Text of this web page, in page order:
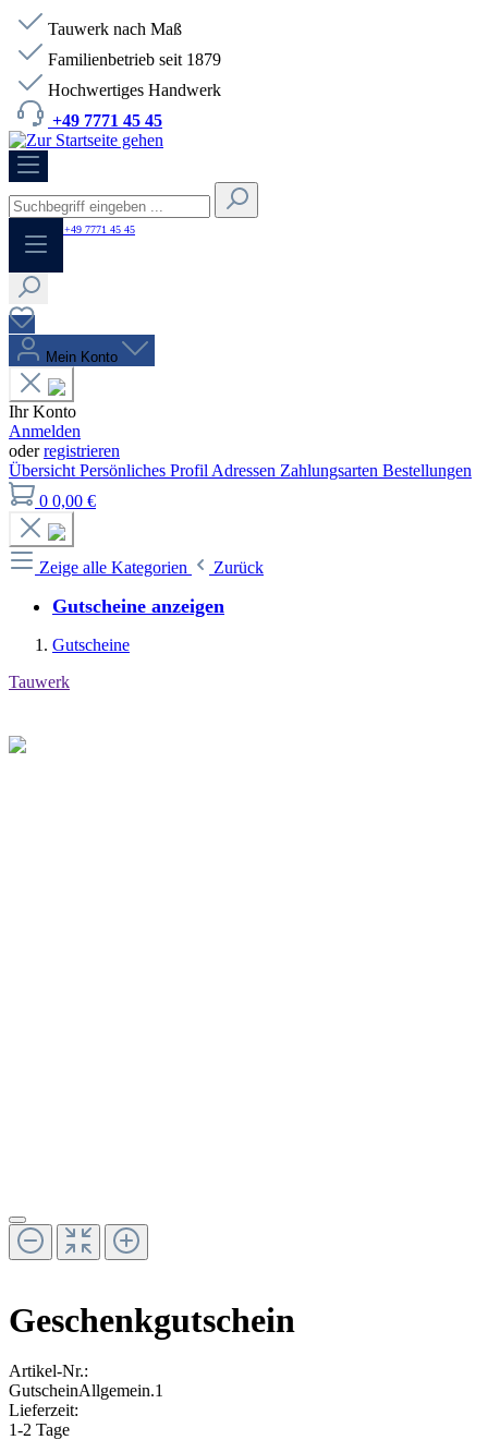
Tauwerk nach Maß
Familienbetrieb seit 1879
Hochwertiges Handwerk
+49 7771 45 45
+49 7771 45 45
Mein Konto
Ihr Konto
Anmelden
oderregistrieren
Übersicht Persönliches Profil Adressen Zahlungsarten Bestellungen
0 0,00 €
Zeige alle Kategorien Zurück
Gutscheine anzeigen
Gutscheine
Tauwerk
Geschenkgutschein
Artikel-Nr.:
GutscheinAllgemein.1
Lieferzeit:
1-2 Tage